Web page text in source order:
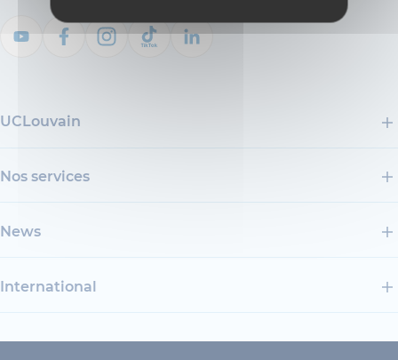
UCLouvain
Nos services
News
International